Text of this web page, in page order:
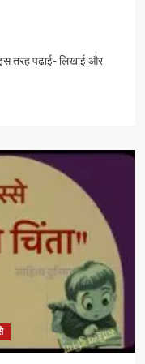
तरह पढ़ाई- लिखाई और